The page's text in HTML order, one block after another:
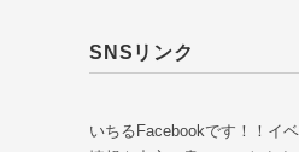
SNSリンク
いちるFacebookです！！イ